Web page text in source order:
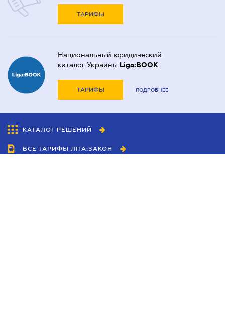
ТАРИФЫ
Национальный юридический
каталог Украины Liga:BOOK
ТАРИФЫ ПОДРОБНЕЕ
КАТАЛОГ РЕШЕНИЙ
ВСЕ ТАРИФЫ ЛІГА:ЗАКОН